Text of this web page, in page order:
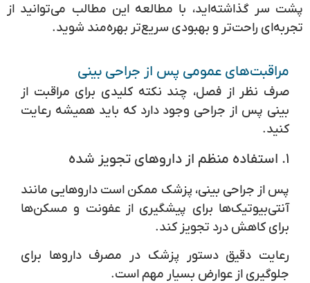
پشت سر گذاشته‌اید، با مطالعه این مطالب می‌توانید از
تجربه‌ای راحت‌تر و بهبودی سریع‌تر بهره‌مند شوید.
مراقبت‌های عمومی پس از جراحی بینی
صرف نظر از فصل، چند نکته کلیدی برای مراقبت از
بینی پس از جراحی وجود دارد که باید همیشه رعایت
کنید.
استفاده منظم از داروهای تجویز شده
پس از جراحی بینی، پزشک ممکن است داروهایی مانند
آنتی‌بیوتیک‌ها برای پیشگیری از عفونت و مسکن‌ها
برای کاهش درد تجویز کند.
رعایت دقیق دستور پزشک در مصرف داروها برای
جلوگیری از عوارض بسیار مهم است.